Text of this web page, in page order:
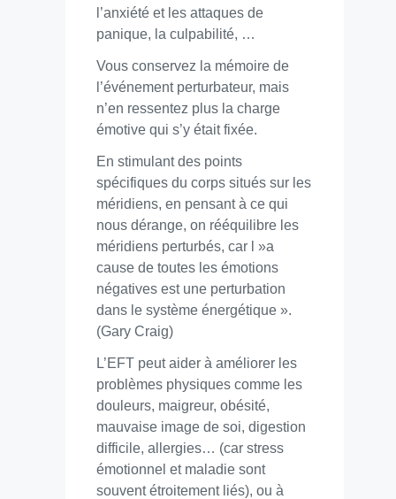
l’anxiété et les attaques de
panique, la culpabilité, …
Vous conservez la mémoire de
l’événement perturbateur, mais
n’en ressentez plus la charge
émotive qui s’y était fixée.
En stimulant des points
spécifiques du corps situés sur les
méridiens, en pensant à ce qui
nous dérange, on rééquilibre les
méridiens perturbés, car l »a
cause de toutes les émotions
négatives est une perturbation
dans le système énergétique ».
(Gary Craig)
L’EFT peut aider à améliorer les
problèmes physiques comme les
douleurs, maigreur, obésité,
mauvaise image de soi, digestion
difficile, allergies… (car stress
émotionnel et maladie sont
souvent étroitement liés), ou à